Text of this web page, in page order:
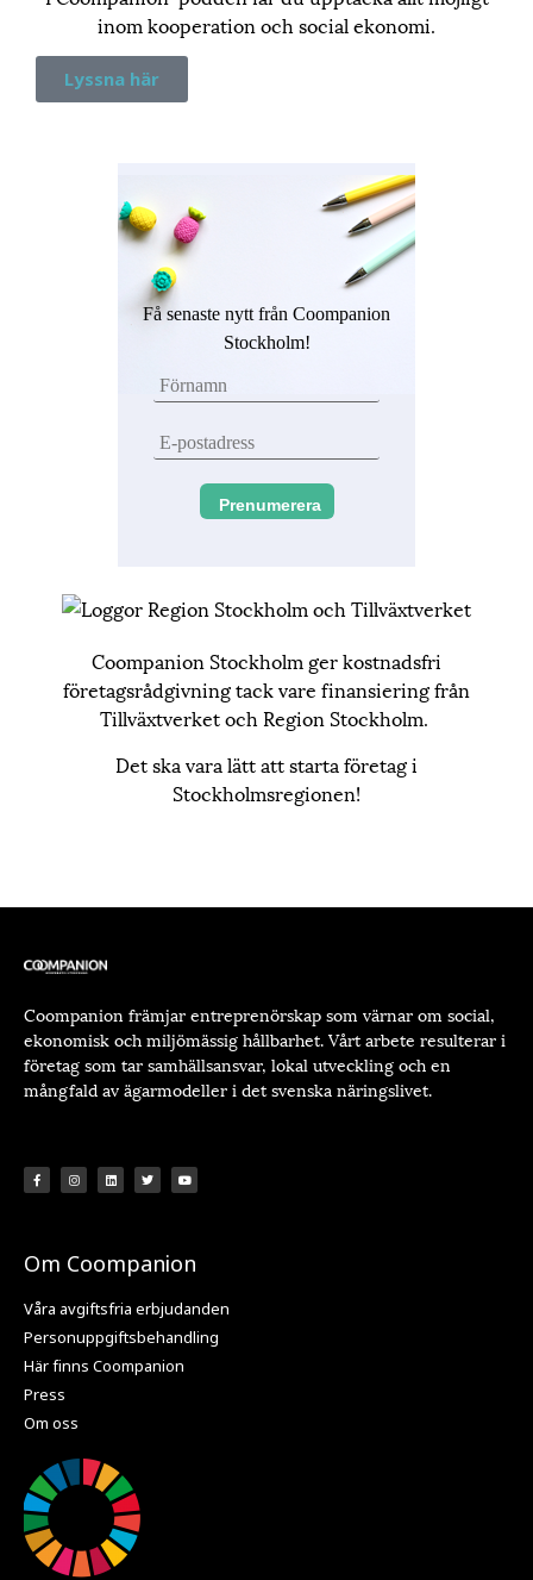
inom kooperation och social ekonomi.
Lyssna här
Få senaste nytt från Coompanion
Stockholm!
Coompanion Stockholm ger kostnadsfri
företagsrådgivning tack vare finansiering från
Tillväxtverket och Region Stockholm.
Det ska vara lätt att starta företag i
Stockholmsregionen!
Coompanion främjar entreprenörskap som värnar om social,
ekonomisk och miljömässig hållbarhet. Vårt arbete resulterar i
företag som tar samhällsansvar, lokal utveckling och en
mångfald av ägarmodeller i det svenska näringslivet.
Om Coompanion
Våra avgiftsfria erbjudanden
Personuppgiftsbehandling
Här finns Coompanion
Press
Om oss